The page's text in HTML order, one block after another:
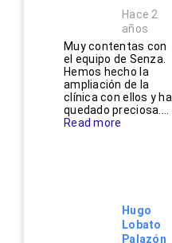
Hace 2
años
Muy contentas con
el equipo de Senza.
Hemos hecho la
ampliación de la
clínica con ellos y ha
quedado preciosa....
Read more
Hugo
Lobato
Palazón